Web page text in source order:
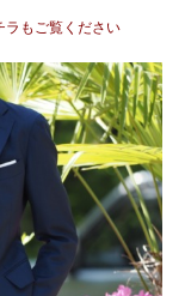
ラもご覧ください